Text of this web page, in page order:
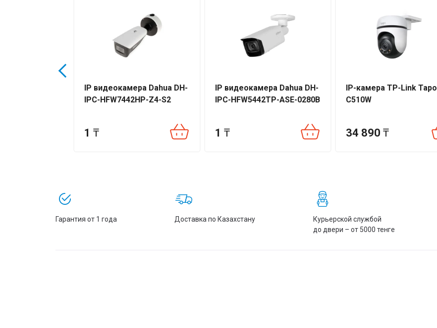
IP видеокамера Dahua DH-
IPC-HFW7442HP-Z4-S2
1 ₸
IP видеокамера Dahua DH-
IPC-HFW5442TP-ASE-0280B
1 ₸
IP-камера TP-Link Tapo
C510W
34 890 ₸
Гарантия от 1 года Доставка по Казахстану
Курьерской службой
до двери – от 5000 тенге